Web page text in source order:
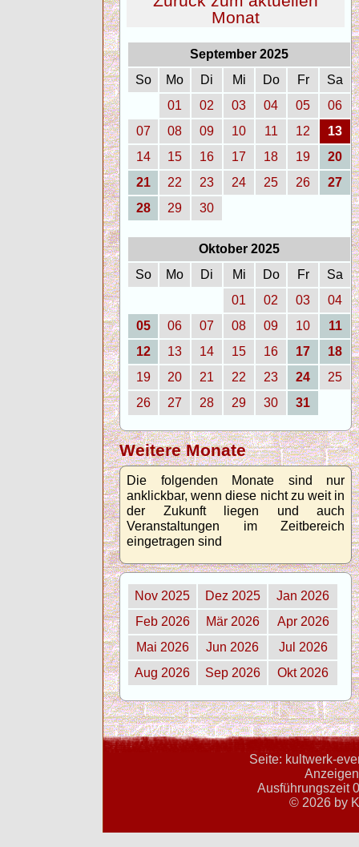
Monat
September 2025
So
Mo Di Mi Do Fr
Sa
01
02 03 04 05
06
07
08 09 10 11 12
13
14
15 16 17 18 19
20
21
22 23 24 25 26
27
28
29 30
Oktober 2025
So
Mo Di Mi Do Fr
Sa
01
02 03
04
05
06 07 08 09 10
11
12
13 14 15 16 17
18
19
20 21 22 23 24
25
26
27 28 29 30 31
Weitere Monate
Die folgenden Monate sind nur
anklickbar, wenn diese nicht zu weit in
der Zukunft liegen und auch
Veranstaltungen im Zeitbereich
eingetragen sind
Nov 2025 Dez 2025
Jan 2026
Feb 2026
Mär 2026
Apr 2026
Mai 2026
Jun 2026
Jul 2026
Aug 2026
Sep 2026 Okt 2026
Seite: kultwerk-
Ausführungszeit
© 2026 by